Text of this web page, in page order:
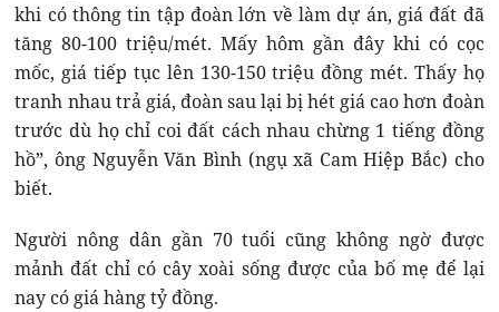
khi có thông tin tập đoàn lớn về làm dự án, giá đất đã
tăng 80-100 triệu/mét. Mấy hôm gần đây khi có cọc
mốc, giá tiếp tục lên 130-150 triệu đồng mét. Thấy họ
tranh nhau trả giá, đoàn sau lại bị hét giá cao hơn đoàn
trước dù họ chỉ coi đất cách nhau chừng 1 tiếng đồng
hồ”, ông Nguyễn Văn Bình (ngụ xã Cam Hiệp Bắc) cho
biết.
Người nông dân gần 70 tuổi cũng không ngờ được
mảnh đất chỉ có cây xoài sống được của bố mẹ để lại
nay có giá hàng tỷ đồng.